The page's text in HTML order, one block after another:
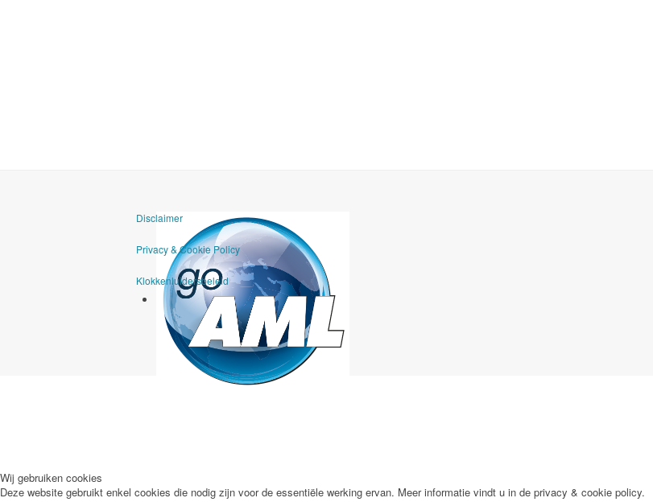
Disclaimer
Privacy & Cookie Policy
Klokkenluidersbeleid
Wij gebruiken cookies
Deze website gebruikt enkel cookies die nodig zijn voor de essentiële werking ervan. Meer informatie vindt u in de privacy & cookie policy.